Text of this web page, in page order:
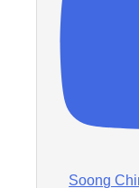
Soong